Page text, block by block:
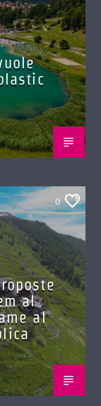
0
al
al